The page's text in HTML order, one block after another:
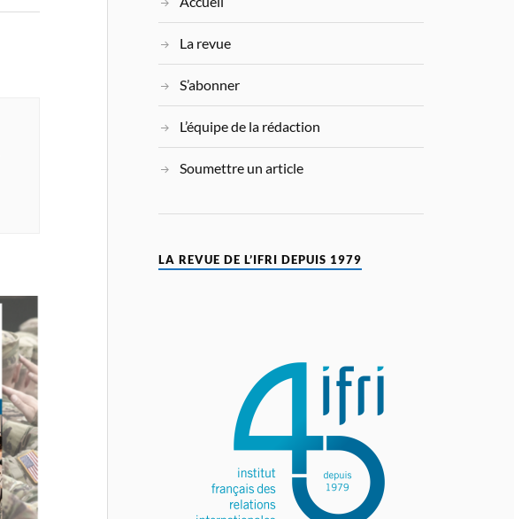
La revue
S’abonner
L’équipe de la rédaction
Soumettre un article
LA REVUE DE L’IFRI DEPUIS 1979